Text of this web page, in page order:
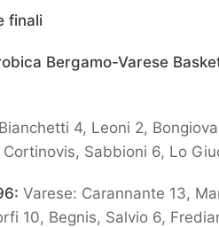
finali
Bergamo-Varese
Bianchetti 4, Leoni 2,
Cortinovis, Sabbioni 6, Lo
Varese: Carannante 13,
10, Begnis, Salvio 6,